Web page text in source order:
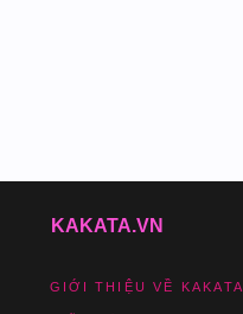
KAKATA.VN
GIỚI THIỆU VỀ KAKATA